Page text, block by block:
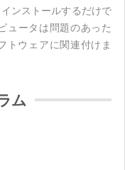
ンストールするだけで
ュータは問題のあった
トウェアに関連付けま
ム